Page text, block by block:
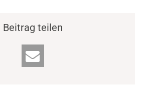
Beitrag teilen